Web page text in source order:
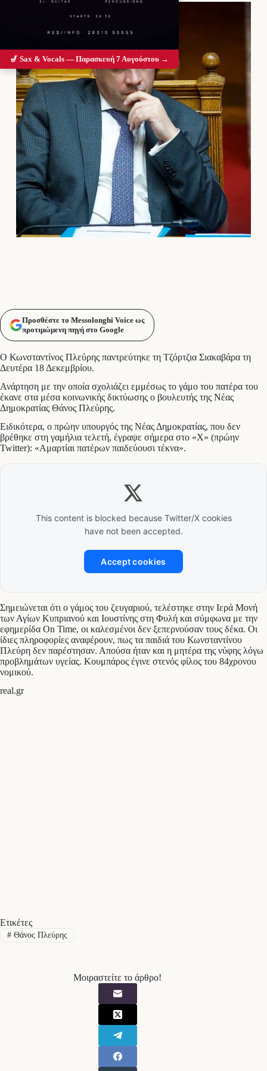
Προσθέστε το Messolonghi Voice ως
προτιμώμενη πηγή στο Google
Ο Κωνσταντίνος Πλεύρης παντρεύτηκε τη Τζόρτζια Σιακαβάρα τη
Δευτέρα 18 Δεκεμβρίου.
Ανάρτηση με την οποία σχολιάζει εμμέσως το γάμο του πατέρα του
έκανε στα μέσα κοινωνικής δικτύωσης ο βουλευτής της Νέας
Δημοκρατίας Θάνος Πλεύρης.
Ειδικότερα, ο πρώην υπουργός της Νέας Δημοκρατίας, που δεν
βρέθηκε στη γαμήλια τελετή, έγραψε σήμερα στο «Χ» (πρώην
Twitter): «Αμαρτίαι πατέρων παιδεύουσι τέκνα».
This content is blocked because Twitter/X cookies
have not been accepted.
Accept cookies
Σημειώνεται ότι ο γάμος του ζευγαριού, τελέστηκε στην Ιερά Μονή
των Αγίων Κυπριανού και Ιουστίνης στη Φυλή και σύμφωνα με την
εφημερίδα On Time, οι καλεσμένοι δεν ξεπερνούσαν τους δέκα. Οι
ίδιες πληροφορίες αναφέρουν, πως τα παιδιά του Κωνσταντίνου
Πλεύρη δεν παρέστησαν. Απούσα ήταν και η μητέρα της νύφης λόγω
προβλημάτων υγείας. Κουμπάρος έγινε στενός φίλος του 84χρονου
νομικού.
real.gr
Ετικέτες
#Θάνος Πλεύρης
Μοιραστείτε το άρθρο!
🎷 Sax & Vocals — Παρασκευή 7 Αυγούστου →